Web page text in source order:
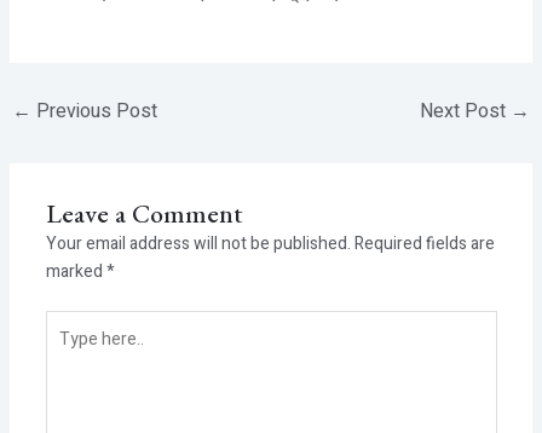
← Previous Post Next Post →
Leave a Comment
Your email address will not be published.Required fields are
marked*
here..